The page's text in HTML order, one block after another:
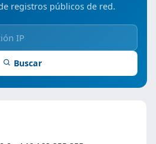
registros públicos de red.
Buscar